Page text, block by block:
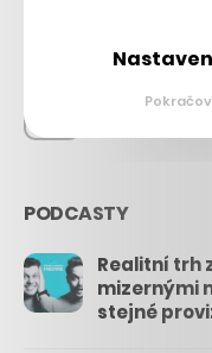
PODCASTY
Realitní trh
mizernými
stejné